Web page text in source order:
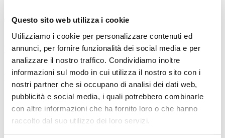
Questo sito web utilizza i cookie
Utilizziamo i cookie per personalizzare contenuti ed
annunci, per fornire funzionalità dei social media e per
analizzare il nostro traffico. Condividiamo inoltre
informazioni sul modo in cui utilizza il nostro sito con i
nostri partner che si occupano di analisi dei dati web,
pubblicità e social media, i quali potrebbero combinarle
con altre informazioni che ha fornito loro o che hanno
raccolto dal suo utilizzo dei loro servizi.
Tariffari e Guida alle tariffe
Home>Biglietti e Abbonamenti>Tariffari e Guida alle tariffe
Biglietti e Abbonamenti
Tariffari e Guida alle tariffe
Tariffario MOM
Linea Treviso - Portogruaro
Linea Treviso - Padova